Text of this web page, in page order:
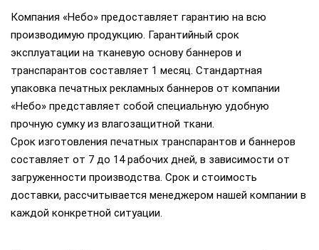
Компания «Небо» предоставляет гарантию на всю
производимую продукцию. Гарантийный срок
эксплуатации на тканевую основу баннеров и
транспарантов составляет 1 месяц. Стандартная
упаковка печатных рекламных баннеров от компании
«Небо» представляет собой специальную удобную
прочную сумку из влагозащитной ткани.
Срок изготовления печатных транспарантов и баннеров
составляет от 7 до 14 рабочих дней, в зависимости от
загруженности производства. Срок и стоимость
доставки, рассчитывается менеджером нашей компании в
каждой конкретной ситуации.